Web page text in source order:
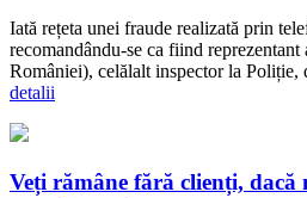
Iată rețeta unei fraude realizată prin
recomandându-se ca fiind
României), celălalt inspector la Poliție,
detalii
Veți rămâne fără clienți, dacă